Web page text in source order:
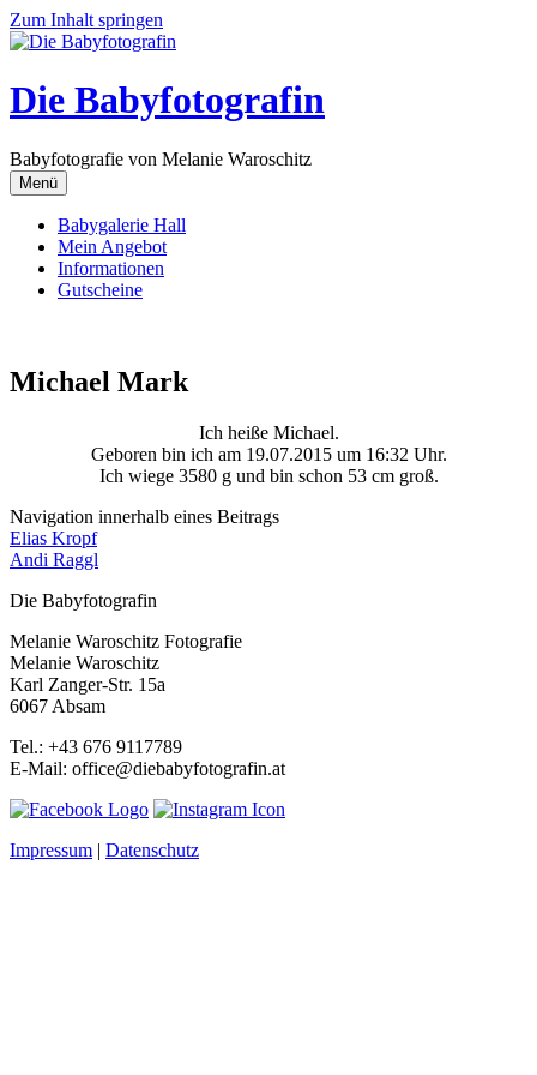
Zum Inhalt springen
Die Babyfotografin
Babyfotografie von Melanie Waroschitz
Menü
Babygalerie Hall
Mein Angebot
Informationen
Gutscheine
Michael Mark
Ich heiße Michael.
Geboren bin ich am 19.07.2015 um 16:32 Uhr.
Ich wiege 3580 g und bin schon 53 cm groß.
Navigation innerhalb eines Beitrags
Elias Kropf
Andi Raggl
Die Babyfotografin
Melanie Waroschitz Fotografie
Melanie Waroschitz
Karl Zanger-Str. 15a
6067 Absam
Tel.: +43 676 9117789
E-Mail: office@diebabyfotografin.at
Impressum | Datenschutz